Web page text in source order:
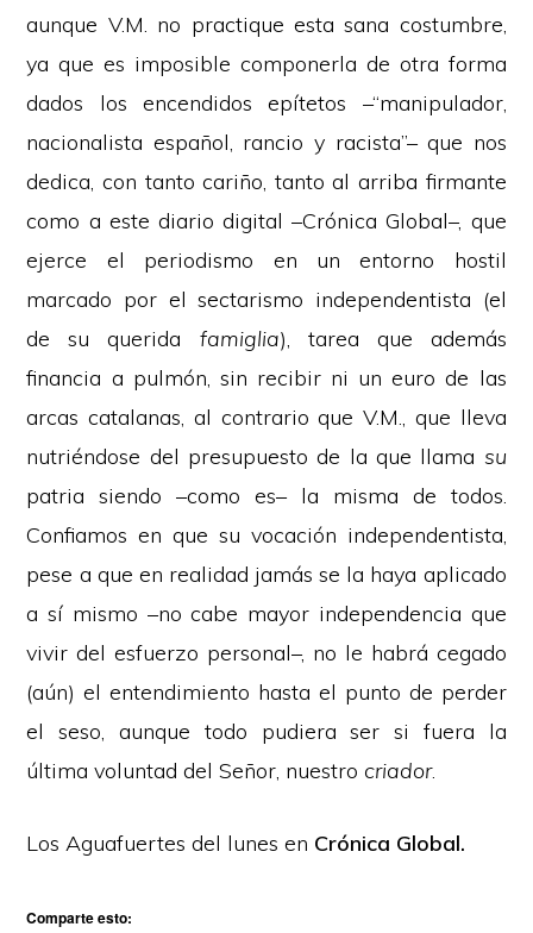
aunque V.M. no practique esta sana costumbre,
ya que es imposible componerla de otra forma
dados los encendidos epítetos –“manipulador,
nacionalista español, rancio y racista”– que nos
dedica, con tanto cariño, tanto al arriba firmante
como a este diario digital –Crónica Global–, que
ejerce el periodismo en un entorno hostil
marcado por el sectarismo independentista (el
de su querida famiglia), tarea que además
financia a pulmón, sin recibir ni un euro de las
arcas catalanas, al contrario que V.M., que lleva
nutriéndose del presupuesto de la que llama su
patria siendo –como es– la misma de todos.
Confiamos en que su vocación independentista,
pese a que en realidad jamás se la haya aplicado
a sí mismo –no cabe mayor independencia que
vivir del esfuerzo personal–, no le habrá cegado
(aún) el entendimiento hasta el punto de perder
el seso, aunque todo pudiera ser si fuera la
última voluntad del Señor, nuestro criador.
Los Aguafuertes del lunes en Crónica Global.
Comparte esto: